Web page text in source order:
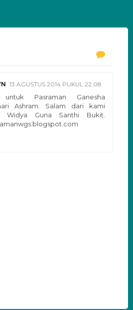
13 AGUSTUS 2014 PUKUL 22.08
untuk Pasraman Ganesha
Ashram. Salam dari kami
Widya Guna Santhi Bukit.